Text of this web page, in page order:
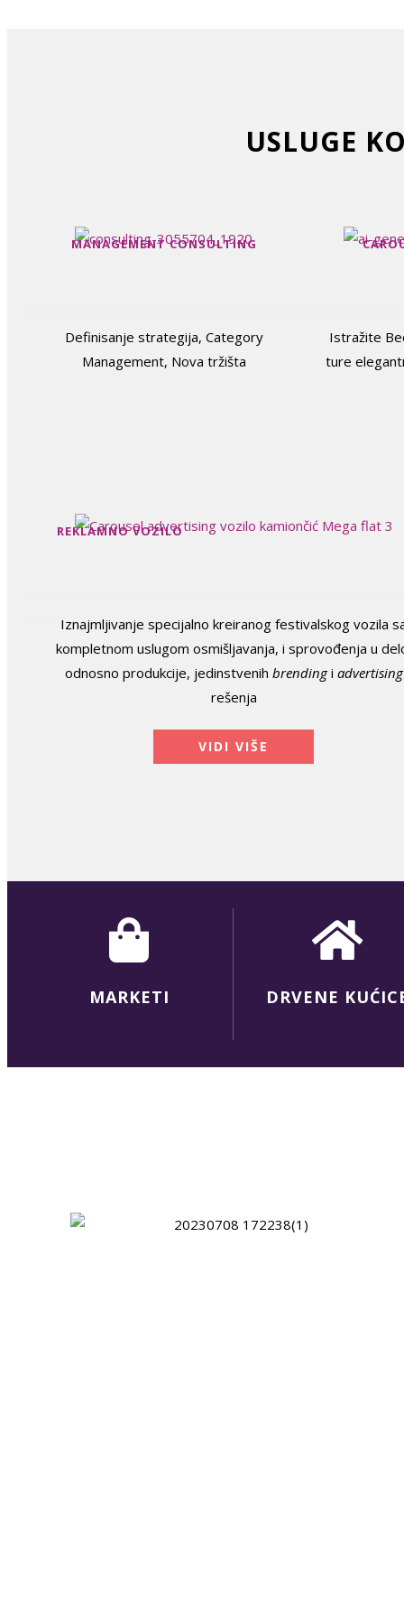
USLUGE
MANAGEMENT CONSULTING
Definisanje strategija, Category
Management, Nova tržišta
Istražite
ture
REKLAMNO VOZILO
Iznajmljivanje specijalno kreiranog festivalskog vozila
kompletnom uslugom osmišljavanja, i sprovođenja u
odnosno produkcije, jedinstvenih brendingi advertising
rešenja
VIDI VIŠE
MARKETI DRVENE